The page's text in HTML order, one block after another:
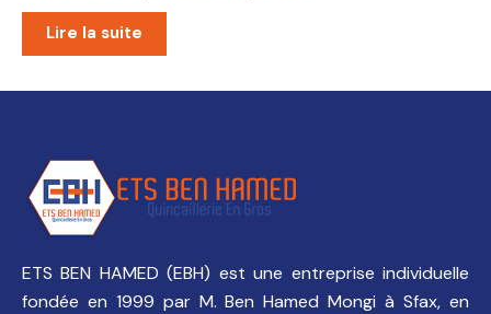
Lire la suite
ETS BEN HAMED (EBH) est une entreprise individuelle
fondée en 1999 par M. Ben Hamed Mongi à Sfax, en